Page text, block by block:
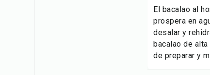
El bacalao al
prospera en
desalar y
bacalao de
de preparar y